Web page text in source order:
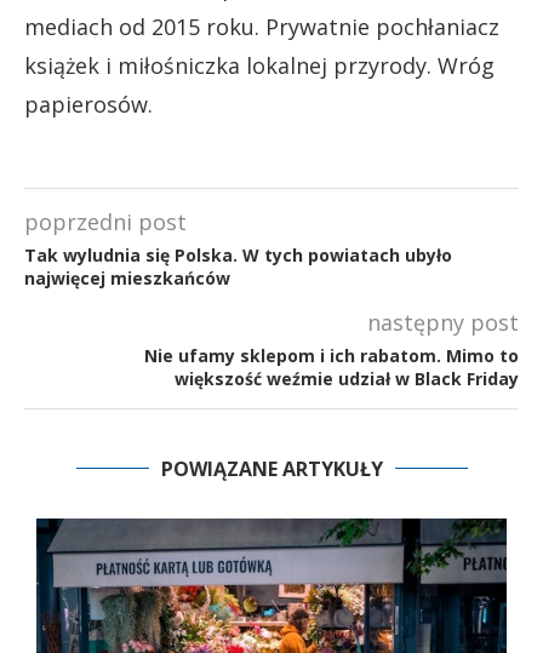
mediach od 2015 roku. Prywatnie pochłaniacz
książek i miłośniczka lokalnej przyrody. Wróg
papierosów.
poprzedni post
Tak wyludnia się Polska. W tych powiatach ubyło
najwięcej mieszkańców
następny post
Nie ufamy sklepom i ich rabatom. Mimo to
większość weźmie udział w Black Friday
POWIĄZANE ARTYKUŁY